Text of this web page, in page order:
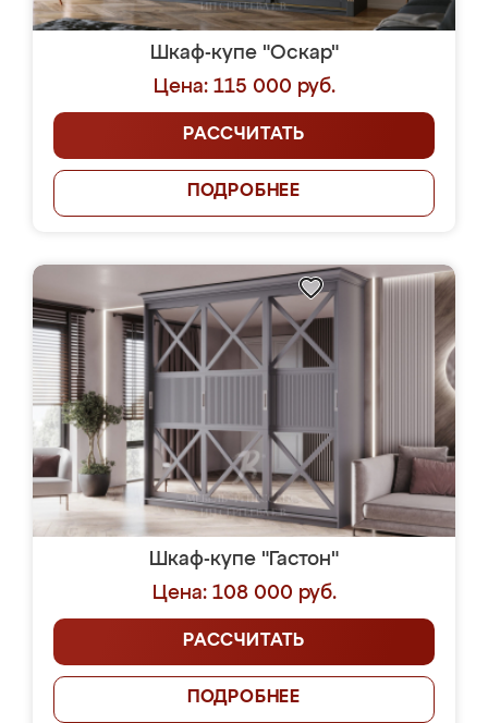
Шкаф-купе "Оскар"
Цена: 115 000 руб.
РАССЧИТАТЬ
ПОДРОБНЕЕ
Шкаф-купе "Гастон"
Цена: 108 000 руб.
РАССЧИТАТЬ
ПОДРОБНЕЕ